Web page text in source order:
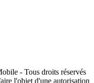
- Tous droits réservés
l'objet d'une autorisation